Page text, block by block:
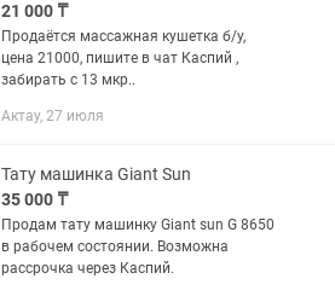
21 000 ₸
Продаётся массажная кушетка б/у,
цена 21000, пишите в чат Каспий ,
забирать с 13 мкр..
Актау, 27 июля
Тату машинка Giant Sun
35 000 ₸
Продам тату машинку Giant sun G 8650
в рабочем состоянии. Возможна
рассрочка через Каспий.